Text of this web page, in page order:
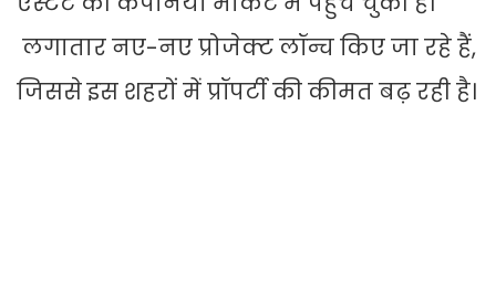
लगातार नए-नए प्रोजेक्ट लॉन्च किए जा रहे हैं,
जिससे इस शहरों में प्रॉपर्टी की कीमत बढ़ रही है।